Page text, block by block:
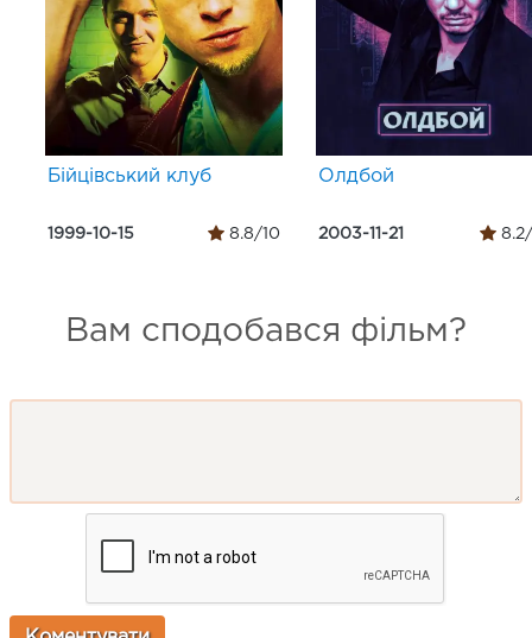
Бійцівський клуб
1999-10-15 8.8/10
Олдбой
2003-11-21 8.2/
Вам сподобався фільм?